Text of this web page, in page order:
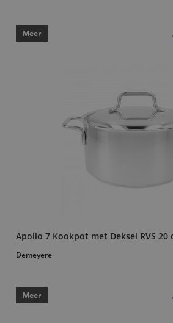
Meer
Apollo 7 Kookpot met Deksel RVS 20
Demeyere
Meer